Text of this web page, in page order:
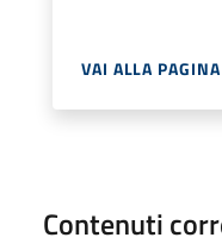
VAI ALLA PAGINA
Contenuti